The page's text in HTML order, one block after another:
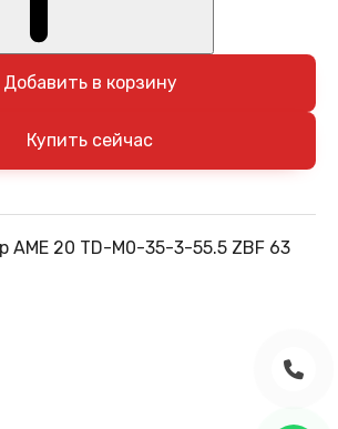
Добавить в корзину
AME 20 TD-M0-35-3-55.5 ZBF 63